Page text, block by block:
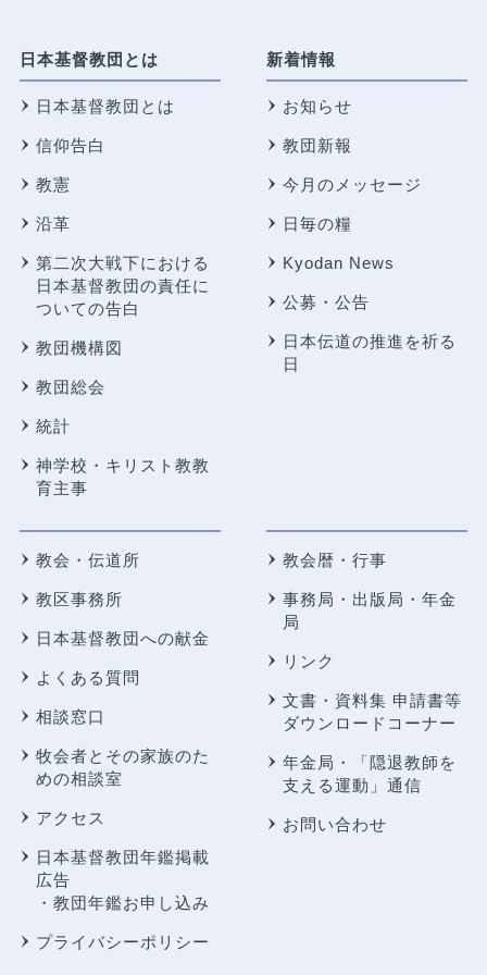
日本基督教団とは
日本基督教団とは
信仰告白
教憲
沿革
第二次大戦下における
日本基督教団の責任に
ついての告白
教団機構図
教団総会
統計
神学校・キリスト教教
育主事
新着情報
お知らせ
教団新報
今月のメッセージ
日毎の糧
Kyodan News
公募・公告
日本伝道の推進を祈る
日
教会・伝道所
教区事務所
日本基督教団への献金
よくある質問
相談窓口
牧会者とその家族のた
めの相談室
アクセス
日本基督教団年鑑掲載
広告
・教団年鑑お申し込み
プライバシーポリシー
教会暦・行事
事務局・出版局・年金
局
リンク
文書・資料集 申請書等
ダウンロードコーナー
年金局・
「隠退教師を
支える運動」通信
お問い合わせ